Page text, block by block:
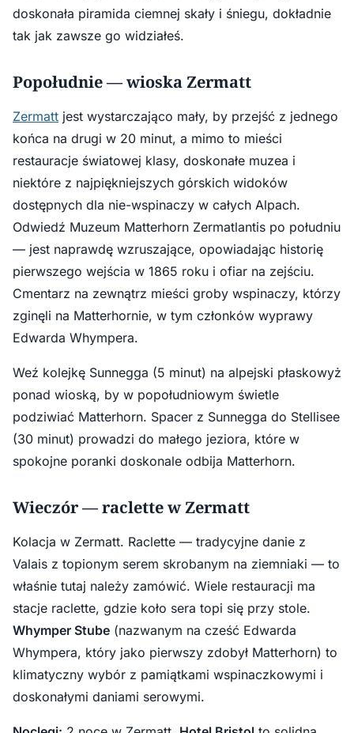
doskonała piramida ciemnej skały i śniegu, dokładnie
tak jak zawsze go widziałeś.
Popołudnie — wioska Zermatt
Zermatt jest wystarczająco mały, by przejść z jednego
końca na drugi w 20 minut, a mimo to mieści
restauracje światowej klasy, doskonałe muzea i
niektóre z najpiękniejszych górskich widoków
dostępnych dla nie-wspinaczy w całych Alpach.
Odwiedź Muzeum Matterhorn Zermatlantis po południu
— jest naprawdę wzruszające, opowiadając historię
pierwszego wejścia w 1865 roku i ofiar na zejściu.
Cmentarz na zewnątrz mieści groby wspinaczy, którzy
zginęli na Matterhornie, w tym członków wyprawy
Edwarda Whympera.
Weź kolejkę Sunnegga (5 minut) na alpejski płaskowyż
ponad wioską, by w popołudniowym świetle
podziwiać Matterhorn. Spacer z Sunnegga do Stellisee
(30 minut) prowadzi do małego jeziora, które w
spokojne poranki doskonale odbija Matterhorn.
Wieczór — raclette w Zermatt
Kolacja w Zermatt. Raclette — tradycyjne danie z
Valais z topionym serem skrobanym na ziemniaki — to
właśnie tutaj należy zamówić. Wiele restauracji ma
stacje raclette, gdzie koło sera topi się przy stole.
Whymper Stube (nazwanym na cześć Edwarda
Whympera, który jako pierwszy zdobył Matterhorn) to
klimatyczny wybór z pamiątkami wspinaczkowymi i
doskonałymi daniami serowymi.